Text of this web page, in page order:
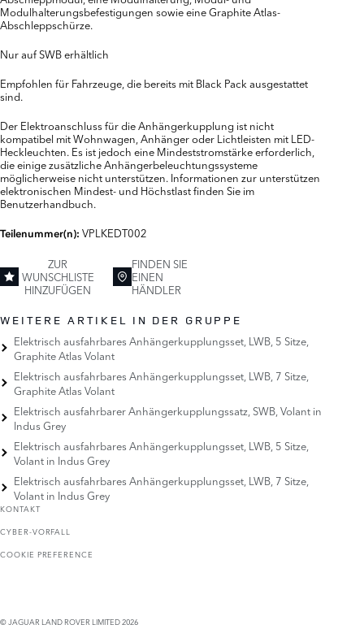
Modulhalterungsbefestigungen sowie eine Graphite Atlas-
Abschleppschürze.
Nur auf SWB erhältlich
Empfohlen für Fahrzeuge, die bereits mit Black Pack ausgestattet
sind.
Der Elektroanschluss für die Anhängerkupplung ist nicht
kompatibel mit Wohnwagen, Anhänger oder Lichtleisten mit LED-
Heckleuchten. Es ist jedoch eine Mindeststromstärke erforderlich,
die einige zusätzliche Anhängerbeleuchtungssysteme
möglicherweise nicht unterstützen. Informationen zur unterstützen
elektronischen Mindest- und Höchstlast finden Sie im
Benutzerhandbuch.
Teilenummer(n): VPLKEDT002
ZUR
WUNSCHLISTE
HINZUFÜGEN
FINDEN SIE
EINEN
HÄNDLER
WEITERE ARTIKEL IN DER GRUPPE
Elektrisch ausfahrbares Anhängerkupplungsset, LWB, 5 Sitze,
Graphite Atlas Volant
Elektrisch ausfahrbares Anhängerkupplungsset, LWB, 7 Sitze,
Graphite Atlas Volant
Elektrisch ausfahrbarer Anhängerkupplungssatz, SWB, Volant in
Indus Grey
Elektrisch ausfahrbares Anhängerkupplungsset, LWB, 5 Sitze,
Volant in Indus Grey
Elektrisch ausfahrbares Anhängerkupplungsset, LWB, 7 Sitze,
Volant in Indus Grey
KONTAKT
CYBER-VORFALL
COOKIE PREFERENCE
© JAGUAR LAND ROVER LIMITED 2026